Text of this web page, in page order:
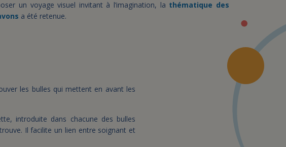
un voyage visuel invitant à l’imagination, la thématique des
a été retenue.
les bulles qui mettent en avant les
introduite dans chacune des bulles
Il facilite un lien entre soignant et